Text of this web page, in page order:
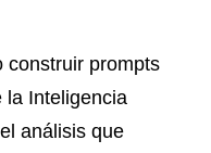
construir prompts
la Inteligencia
análisis que